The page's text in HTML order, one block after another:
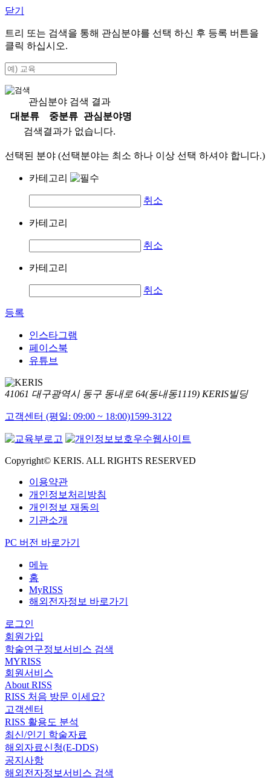
닫기
트리 또는 검색을 통해 관심분야를 선택 하신 후 등록 버튼을
클릭 하십시오.
관심분야 검색 결과
대분류
중분류
관심분야명
검색결과가 없습니다.
선택된 분야 (선택분야는 최소 하나 이상 선택 하셔야 합니다.)
카테고리
취소
카테고리
취소
카테고리
취소
등록
인스타그램
페이스북
유튜브
41061 대구광역시 동구 동내로 64(동내동1119) KERIS빌딩
고객센터 (평일: 09:00 ~ 18:00)1599-3122
Copyright© KERIS. ALL RIGHTS RESERVED
이용약관
개인정보처리방침
개인정보 재동의
기관소개
PC 버전 바로가기
메뉴
홈
MyRISS
해외전자정보 바로가기
로그인
회원가입
학술연구정보서비스 검색
MYRISS
회원서비스
About RISS
RISS 처음 방문 이세요?
고객센터
RISS 활용도 분석
최신/인기 학술자료
해외자료신청(E-DDS)
공지사항
해외전자정보서비스 검색